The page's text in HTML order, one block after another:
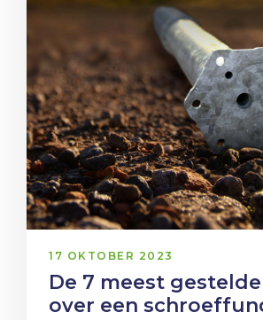
17 OKTOBER 2023
De 7 meest
over een